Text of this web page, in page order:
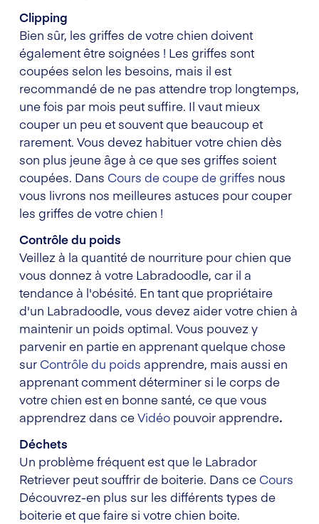
Clipping
Bien sûr, les griffes de votre chien doivent
également être soignées ! Les griffes sont
coupées selon les besoins, mais il est
recommandé de ne pas attendre trop longtemps,
une fois par mois peut suffire. Il vaut mieux
couper un peu et souvent que beaucoup et
rarement. Vous devez habituer votre chien dès
son plus jeune âge à ce que ses griffes soient
coupées. Dans Cours de coupe de griffes nous
vous livrons nos meilleures astuces pour couper
les griffes de votre chien !
Contrôle du poids
Veillez à la quantité de nourriture pour chien que
vous donnez à votre Labradoodle, car il a
tendance à l'obésité. En tant que propriétaire
d'un Labradoodle, vous devez aider votre chien à
maintenir un poids optimal. Vous pouvez y
parvenir en partie en apprenant quelque chose
sur Contrôle du poids apprendre, mais aussi en
apprenant comment déterminer si le corps de
votre chien est en bonne santé, ce que vous
apprendrez dans ceVidéo pouvoir apprendre.
Déchets
Un problème fréquent est que le Labrador
Retriever peut souffrir de boiterie. Dans ce Cours
Découvrez-en plus sur les différents types de
boiterie et que faire si votre chien boite.